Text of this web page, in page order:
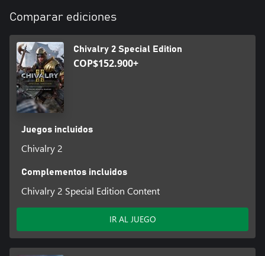
Comparar ediciones
Chivalry 2 Special Edition
COP$152.900+
Juegos incluidos
Chivalry 2
Complementos incluidos
Chivalry 2 Special Edition Content
IR AL JUEGO